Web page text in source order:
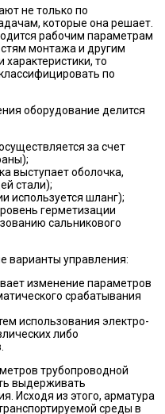
не только по
которые она решает.
рабочим параметрам
монтажа и другим
характеристики, то
по
оборудование делится
за счет
выступает оболочка,
стали);
используется шланг);
герметизации
сальникового
варианты управления:
изменение параметров
срабатывания
использования электро-
либо
трубопроводной
выдерживать
Исходя из этого, арматура
среды в